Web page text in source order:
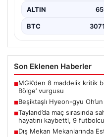
ALTIN
BTC
Son Eklenen Haberler
■MGK’den 8 maddelik kritik
Bölge’ vurgusu
■Beşiktaşlı Hyeon-gyu
■Tayland’da maç sırasında
hayatını kaybetti, 9
■Dış Mekan Mekanlarında